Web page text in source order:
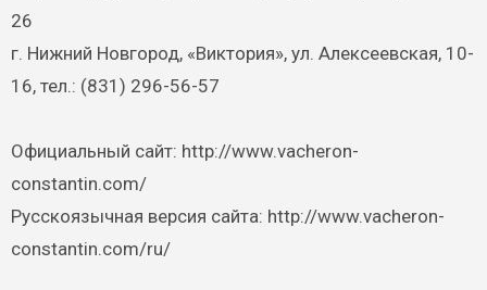
26
г. Нижний Новгород, «Виктория», ул. Алексеевская, 10-
16, тел.: (831) 296-56-57
Официальный сайт: http://www.vacheron-
constantin.com/
Русскоязычная версия сайта: http://www.vacheron-
constantin.com/ru/